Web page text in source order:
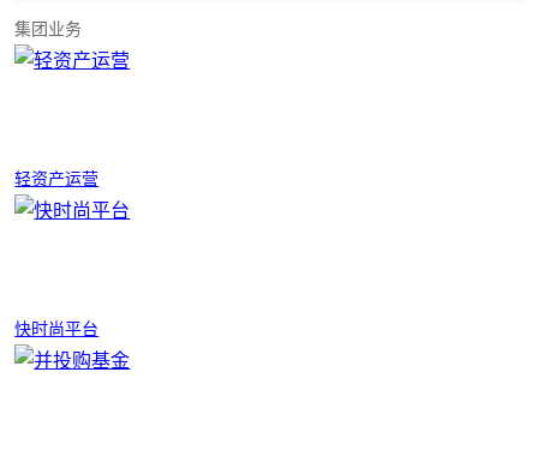
集团业务
轻资产运营
快时尚平台